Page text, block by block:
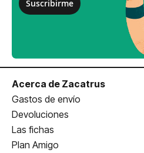
Suscribirme
Acerca de Zacatrus
Gastos de envío
Devoluciones
Las fichas
Plan Amigo